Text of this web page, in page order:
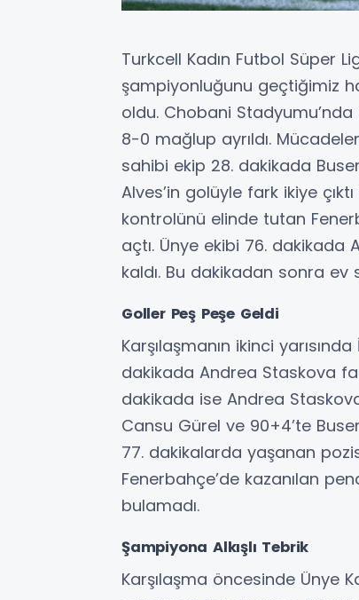
Turkcell Kadın Futbol Süper
şampiyonluğunu geçtiğimiz
oldu. Chobani
8-0 mağlup ayrıldı.
sahibi ekip 28. dakikada
Alves’in golüyle fark ikiye
kontrolünü elinde tutan
açtı. Ünye ekibi 76. dakikada
kaldı. Bu dakikadan sonra ev
Goller Peş Peşe Geldi
Karşılaşmanın ikinci
dakikada Andrea Staskova
dakikada ise Andrea
Cansu Gürel ve 90+4’te
77. dakikalarda yaşanan
Fenerbahçe’de kazanılan
bulamadı.
Şampiyona Alkışlı Tebrik
Karşılaşma öncesinde Ünye